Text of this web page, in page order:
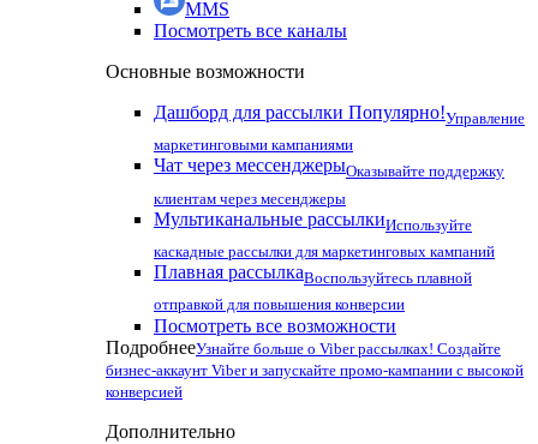
MMS
Посмотреть все каналы
Основные возможности
Дашборд для рассылки Популярно!Управление
маркетинговыми кампаниями
Чат через мессенджерыОказывайте поддержку
клиентам через месенджеры
Мультиканальные рассылкиИспользуйте
каскадные рассылки для маркетинговых кампаний
Плавная рассылкаВоспользуйтесь плавной
отправкой для повышения конверсии
Посмотреть все возможности
ПодробнееУзнайте больше о Viber рассылках! Создайте
бизнес-аккаунт Viber и запускайте промо-кампании с высокой
конверсией
Дополнительно